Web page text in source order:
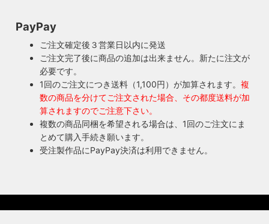
PayPay
ご注文確定後３営業日以内に発送
ご注文完了後に商品の追加は出来ません。新たに注文が
必要です。
1回のご注文につき送料（1,100円）が加算されます。 複
数の商品を分けてご注文された場合、その都度送料が加
算されますのでご注意下さい。
複数の商品同梱を希望される場合は、1回のご注文にま
とめて購入手続き願います。
受注製作品にPayPay決済は利用できません。